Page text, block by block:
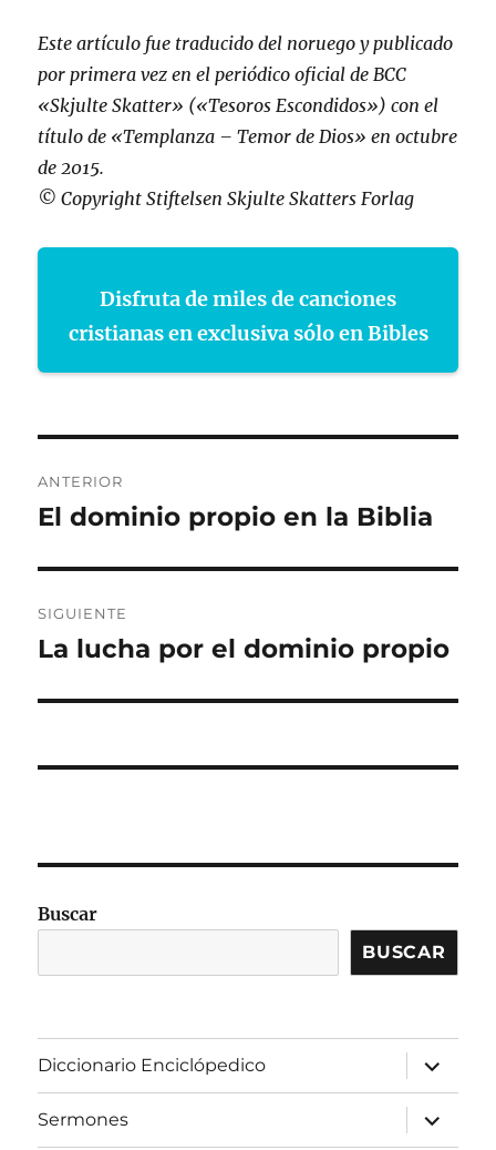
Este artículo fue traducido del noruego y publicado
por primera vez en el periódico oficial de BCC
«Skjulte Skatter» («Tesoros Escondidos») con el
título de «Templanza – Temor de Dios» en octubre
de 2015.
© Copyright Stiftelsen Skjulte Skatters Forlag
Disfruta de miles de canciones
cristianas en exclusiva sólo en Bibles
de
ANTERIOR
Entrada
El dominio propio en la Biblia
SIGUIENTE
Entrada
La lucha por el dominio propio
Buscar
BUSCAR
Diccionario Enciclópedico
expandir
el
menú
inferior
Sermones
expandir
el